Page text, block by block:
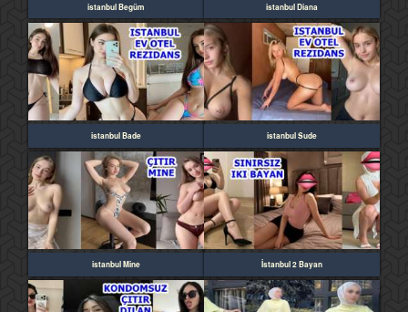
istanbul Begüm istanbul Diana
istanbul Bade istanbul Sude
istanbul Mine İstanbul 2 Bayan